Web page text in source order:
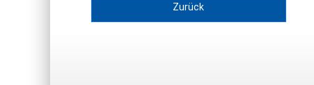
Zurück